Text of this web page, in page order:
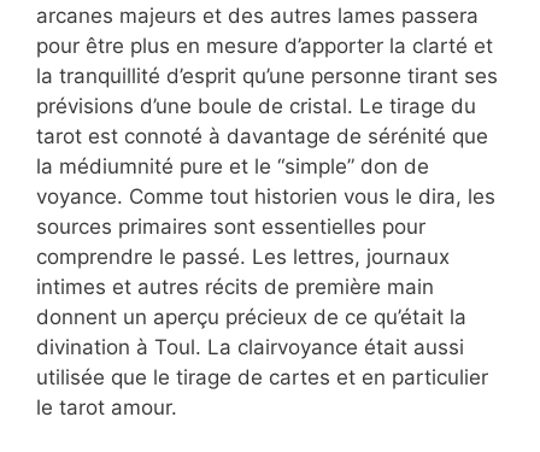
arcanes majeurs et des autres lames passera
pour être plus en mesure d’apporter la clarté et
la tranquillité d’esprit qu’une personne tirant ses
prévisions d’une boule de cristal. Le tirage du
tarot est connoté à davantage de sérénité que
la médiumnité pure et le “simple” don de
voyance. Comme tout historien vous le dira, les
sources primaires sont essentielles pour
comprendre le passé. Les lettres, journaux
intimes et autres récits de première main
donnent un aperçu précieux de ce qu’était la
divination à Toul. La clairvoyance était aussi
utilisée que le tirage de cartes et en particulier
le tarot amour.